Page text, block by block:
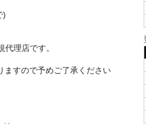
)
理店です。
すので予めご了承ください